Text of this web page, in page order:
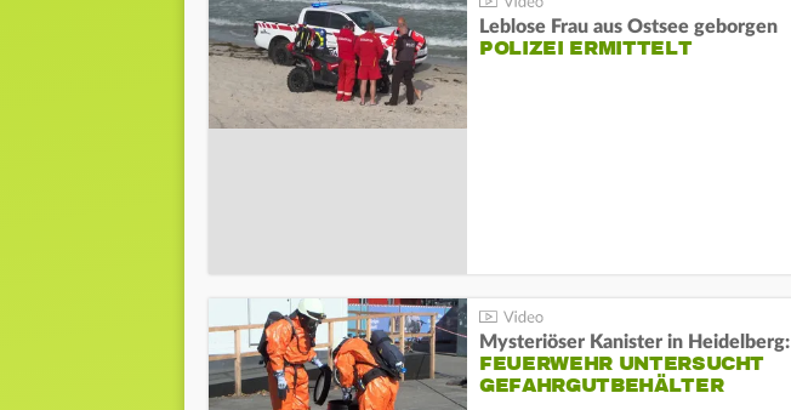
Leblose Frau aus Ostsee geborgen
POLIZEI ERMITTELT
Mysteriöser Kanister in Heidelberg:
FEUERWEHR UNTERSUCHT
GEFAHRGUTBEHÄLTER